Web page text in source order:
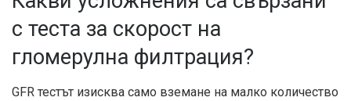
с теста за скорост на
гломерулна филтрация?
GFR тестът изисква само вземане на малко количество